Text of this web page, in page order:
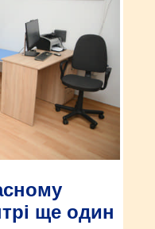
ще один